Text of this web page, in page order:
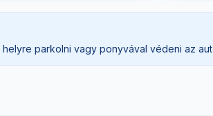
parkolni vagy ponyvával védeni az